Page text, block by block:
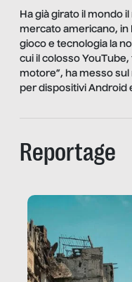
Ha già girato il mondo
mercato americano, in
gioco e tecnologia la
cui il colosso
motore”, ha messo sul
per dispositivi Android
Reportage